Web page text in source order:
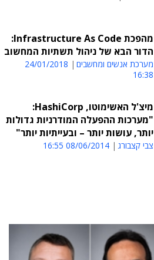
מהפכת Infrastructure As Code:
הדור הבא של ניהול תשתיות המחשוב
מערכת אנשים ומחשבים
24/01/2018
16:38
מיצ'ל האשימוטו, HashiCorp:
"מערכות ההפעלה המודרניות גדולות
יותר, עושות יותר – ובעייתיות יותר"
צבי קצבורג 08/06/2014 16:55